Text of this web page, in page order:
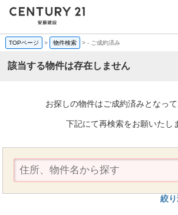
TOPページ > 物件検索 >- ご成約済み
該当する物件は存在しません
お探しの物件はご成約済みとなって
下記にて再検索をお願いたし
絞